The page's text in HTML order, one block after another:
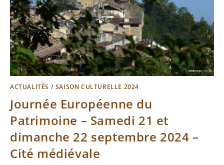
ACTUALITÉS / SAISON CULTURELLE 2024
Journée Européenne du
Patrimoine – Samedi 21 et
dimanche 22 septembre 2024 –
Cité médiévale